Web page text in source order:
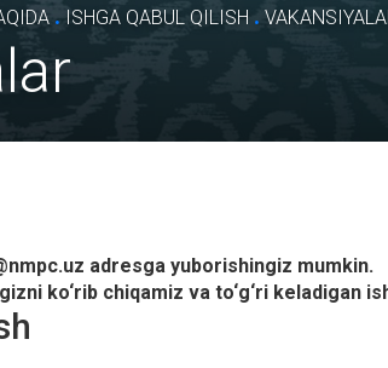
. ISHGA QABUL QILISH .
adresga yuborishingiz mumkin.
ko‘rib chiqamiz va to‘g‘ri keladigan